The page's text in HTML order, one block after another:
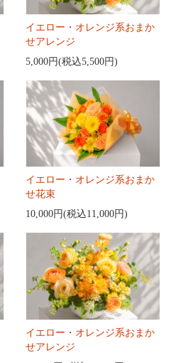
イエロー・オレンジ系おまか
せアレンジ
5,000円(税込5,500円)
イエロー・オレンジ系おまか
せ花束
10,000円(税込11,000円)
イエロー・オレンジ系おまか
せアレンジ